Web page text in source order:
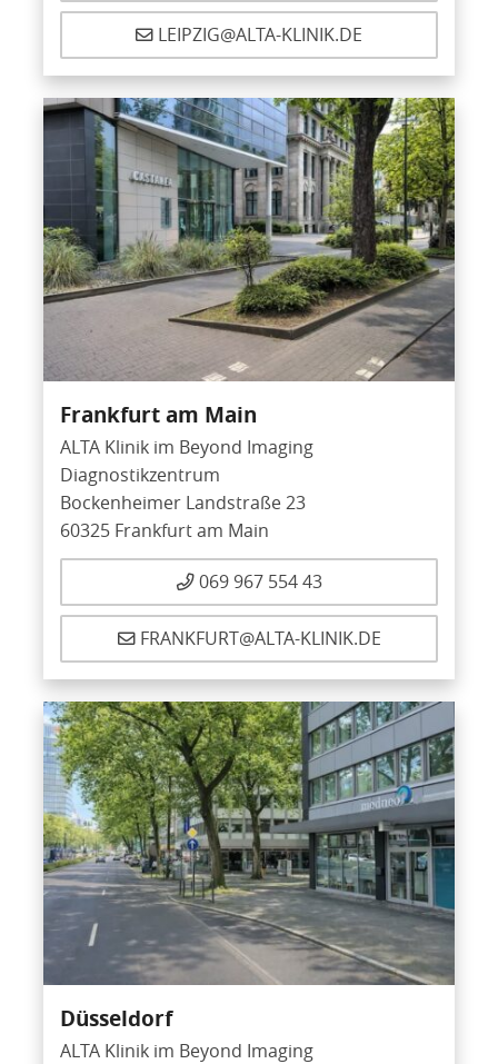
LEIPZIG@ALTA-KLINIK.DE
Frankfurt am Main
ALTA Klinik im Beyond Imaging
Diagnostikzentrum
Bockenheimer Landstraße 23
60325 Frankfurt am Main
069 967 554 43
FRANKFURT@ALTA-KLINIK.DE
Düsseldorf
ALTA Klinik im Beyond Imaging